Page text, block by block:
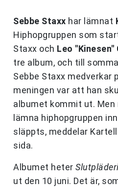
Sebbe Staxx har lämnat
Hiphopgruppen som
Staxx och Leo "Kinesen"
tre album, och till
Sebbe Staxx medverkar
meningen var att han
albumet kommit ut.
lämna hiphopgruppen
släppts, meddelar
sida.
Albumet heter
ut den 10 juni. Det är,